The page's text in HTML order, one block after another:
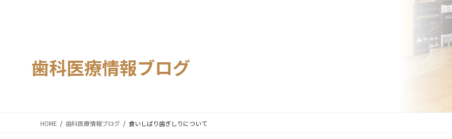
歯科医療情報ブログ
HOME 歯科医療情報ブログ 食いしばり歯ぎしりについて